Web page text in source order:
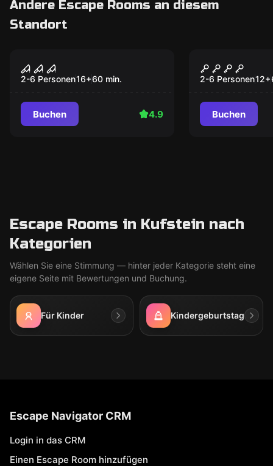
Andere Escape Rooms an diesem
Standort
Blutiges Erwachen
2-6 Personen16+60 min.
Buchen 4.9
Prison
2-6 Personen12+
Buchen
Escape Rooms in Kufstein nach
Kategorien
Wählen Sie eine Stimmung — hinter jeder Kategorie steht eine
eigene Seite mit Bewertungen und Buchung.
Für Kinder Kindergeburtstag
Escape Navigator CRM
Login in das CRM
Einen Escape Room hinzufügen